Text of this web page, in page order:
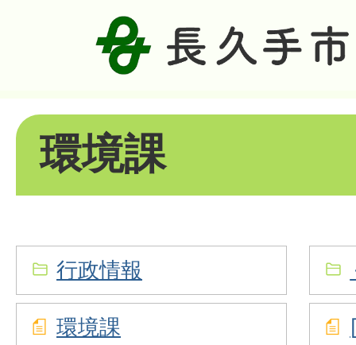
環境課
行政情報
環境課